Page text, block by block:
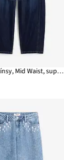
Balónové džínsy, Mid Waist, super soft